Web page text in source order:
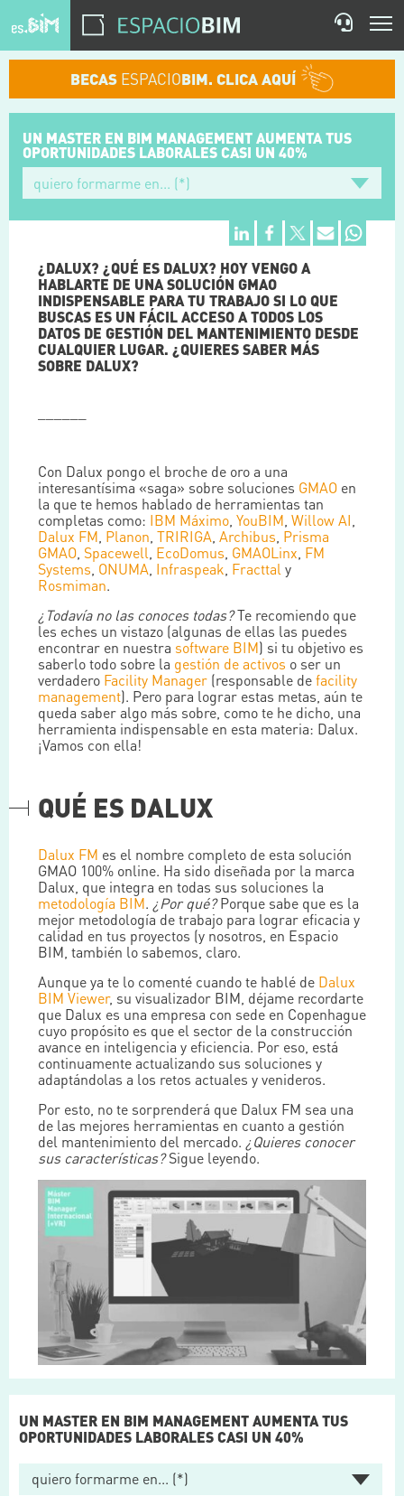
BECAS ESPACIOBIM. CLICA AQUÍ
UN MASTER EN BIM MANAGEMENTAUMENTA TUS
OPORTUNIDADES LABORALES CASI UN 40%
¿DALUX? ¿QUÉ ES DALUX? HOY VENGO A
HABLARTE DE UNA SOLUCIÓN GMAO
INDISPENSABLE PARA TU TRABAJO SI LO QUE
BUSCAS ES UN FÁCIL ACCESO A TODOS LOS
DATOS DE GESTIÓN DEL MANTENIMIENTO DESDE
CUALQUIER LUGAR. ¿QUIERES SABER MÁS
SOBRE DALUX?
Con Dalux pongo el broche de oro a una
interesantísima «saga» sobre soluciones GMAO en
la que te hemos hablado de herramientas tan
completas como: IBM Máximo YouBIM Willow AI
Dalux FM Planon TRIRIGA Archibus Prisma
GMAO Spacewell EcoDomus GMAOLinx FM
Systems ONUMA Infraspeak Fracttal y
Rosmiman.
¿Todavía no las conoces todas?Te recomiendo que
les eches un vistazo (algunas de ellas las puedes
encontrar en nuestra software BIM) si tu objetivo es
saberlo todo sobre la gestión de activos o ser un
verdadero Facility Manager (responsable defacility
management). Pero para lograr estas metas, aún te
queda saber algo más sobre, como te he dicho, una
herramienta indispensable en esta materia: Dalux.
¡Vamos con ella!
QUÉ ES DALUX
Dalux FM es el nombre completo de esta solución
GMAO 100% online. Ha sido diseñada por la marca
Dalux, que integra en todas sus soluciones la
metodología BIM. ¿Por qué?Porque sabe que es la
mejor metodología de trabajo para lograr eficacia y
calidad en tus proyectos (y nosotros, en Espacio
BIM, también lo sabemos, claro.
Aunque ya te lo comenté cuando te hablé de Dalux
BIM Viewer, su visualizador BIM, déjame recordarte
que Dalux es una empresa con sede en Copenhague
cuyo propósito es que el sector de la construcción
avance en inteligencia y eficiencia. Por eso, está
continuamente actualizando sus soluciones y
adaptándolas a los retos actuales y venideros.
Por esto, no te sorprenderá que Dalux FM sea una
de las mejores herramientas en cuanto a gestión
del mantenimiento del mercado. ¿Quieres conocer
sus características?Sigue leyendo.
UN MASTER EN BIM MANAGEMENT AUMENTA TUS
OPORTUNIDADES LABORALES CASI UN 40%